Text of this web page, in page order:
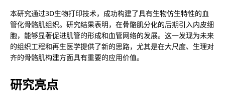
本研究通过3D生物打印技术，成功构建了具有生物仿生特性的血
管化骨骼肌组织。研究结果表明，在骨骼肌分化的后期引入内皮细
胞，能够显著促进肌管的形成和血管网络的发展。这一发现为未来
的组织工程和再生医学提供了新的思路，尤其是在大尺度、生理对
齐的骨骼肌构建方面具有重要的应用价值。
研究亮点